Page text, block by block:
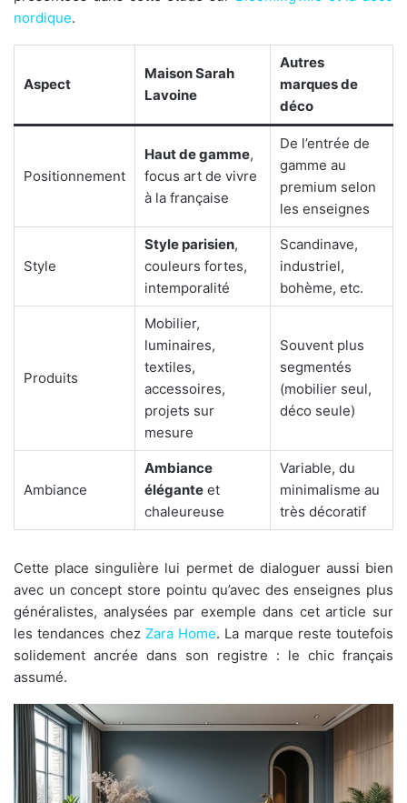
nordique.
Aspect
Maison Sarah
Lavoine
Autres
marques de
déco
Positionnement
Haut de gamme,
focus art de vivre
à la française
De l’entrée de
gamme au
premium selon
les enseignes
Style
Style parisien,
couleurs fortes,
intemporalité
Scandinave,
industriel,
bohème, etc.
Produits
Mobilier,
luminaires,
textiles,
accessoires,
projets sur
mesure
Souvent plus
segmentés
(mobilier seul,
déco seule)
Ambiance
Ambiance
élégante et
chaleureuse
Variable, du
minimalisme au
très décoratif
Cette place singulière lui permet de dialoguer aussi bien
avec un concept store pointu qu’avec des enseignes plus
généralistes, analysées par exemple dans cet article sur
les tendances chez Zara Home. La marque reste toutefois
solidement ancrée dans son registre : le chic français
assumé.